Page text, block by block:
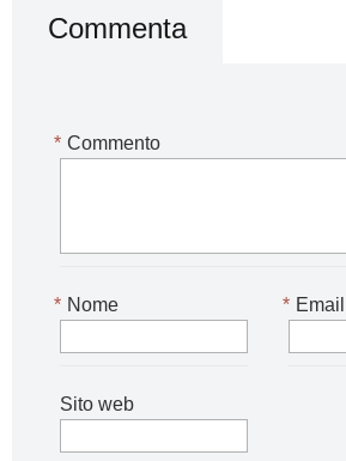
Commenta
Commento
*
Nome
* Email
*
Sito web